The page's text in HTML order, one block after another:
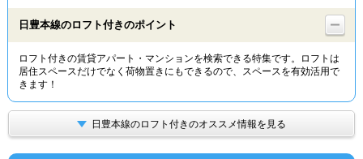
物件特集から
TOP
日豊本線のロフト付きのポイント
ロフト付きの賃貸アパート・マンションを検索できる特集です。ロフトは
居住スペースだけでなく荷物置きにもできるので、スペースを有効活用で
きます！
日豊本線のロフト付きのオススメ情報を見る